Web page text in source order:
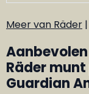
Meer van Räder |
Räder
Guardian